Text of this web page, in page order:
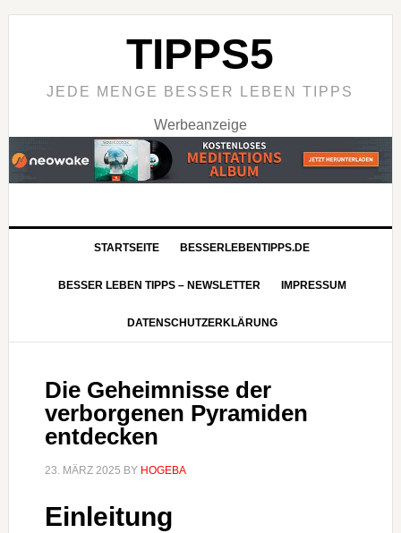
TIPPS5
JEDE MENGE BESSER LEBEN TIPPS
Werbeanzeige
STARTSEITE BESSERLEBENTIPPS.DE
BESSER LEBEN TIPPS – NEWSLETTER IMPRESSUM
DATENSCHUTZERKLÄRUNG
Die Geheimnisse der
verborgenen Pyramiden
entdecken
23. MÄRZ 2025 BY HOGEBA
Einleitung